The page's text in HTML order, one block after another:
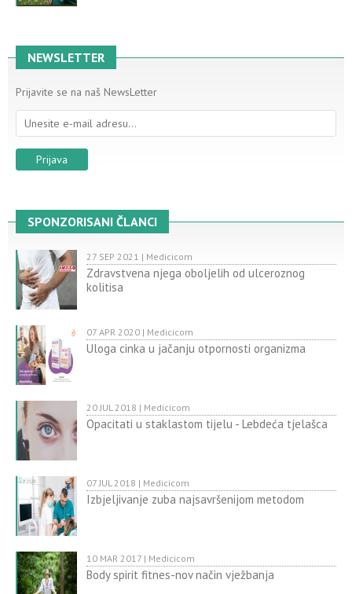
NEWSLETTER
Prijavite se na naš NewsLetter
SPONZORISANI ČLANCI
27 SEP 2021 | Medicicom
Zdravstvena njega oboljelih od ulceroznog
kolitisa
07 APR 2020 | Medicicom
Uloga cinka u jačanju otpornosti organizma
20 JUL 2018 | Medicicom
Opacitati u staklastom tijelu - Lebdeća tjelašca
07 JUL 2018 | Medicicom
Izbjeljivanje zuba najsavršenijom metodom
10 MAR 2017 | Medicicom
Body spirit fitnes-nov način vježbanja